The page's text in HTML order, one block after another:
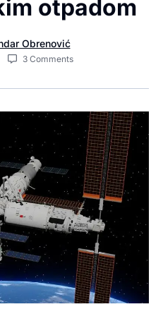
otpadom
Obrenović
3 Comments